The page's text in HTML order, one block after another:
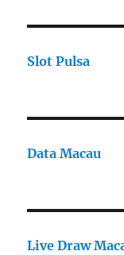
Slot Pulsa
Data Macau
Live Draw